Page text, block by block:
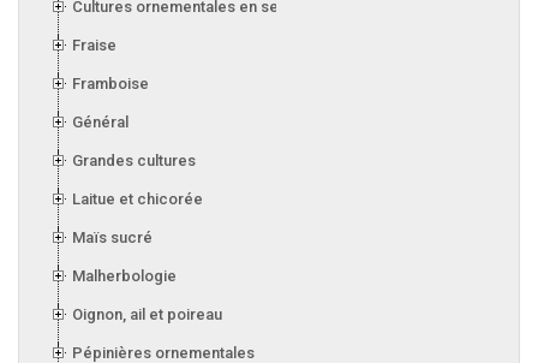
Cultures ornementales en serre
Fraise
Framboise
Général
Grandes cultures
Laitue et chicorée
Maïs sucré
Malherbologie
Oignon, ail et poireau
Pépinières ornementales